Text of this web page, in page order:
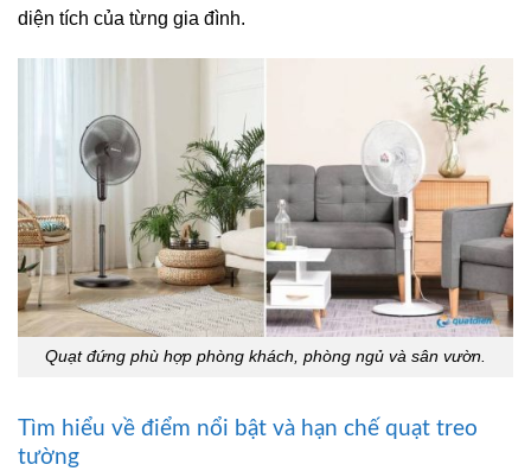
diện tích của từng gia đình.
Quạt đứng phù hợp phòng khách, phòng ngủ và sân vườn.
Tìm hiểu về điểm nổi bật và hạn chế quạt treo
tường